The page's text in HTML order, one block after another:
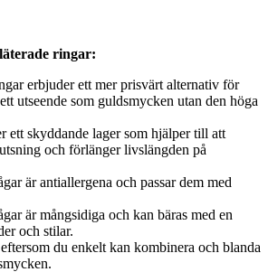
ringar:
erbjuder ett mer prisvärt alternativ för
utseende som guldsmycken utan den höga
ett skyddande lager som hjälper till att
och förlänger livslängden på
är antiallergena och passar dem med
är mångsidiga och kan bäras med en
och stilar.
du enkelt kan kombinera och blanda